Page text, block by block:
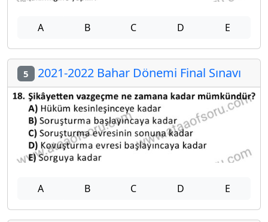
A B C D E
5 2021-2022 Bahar Dönemi Final Sınavı
A B C D E